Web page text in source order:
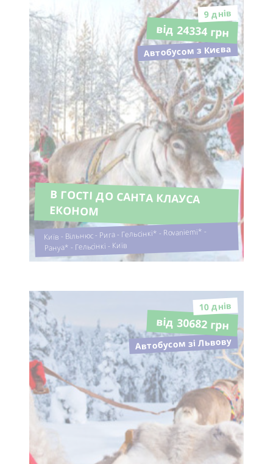
9 днiв
від 24334 грн
Автобусом з Києва
В ГОСТІ ДО САНТА КЛАУСА
ЕКОНОМ
Київ - Вільнюс - Рига - Гельсінкі* - Rovaniemi* -
Рануа* - Гельсінкі - Київ
10 днiв
від 30682 грн
Автобусом зі Львову